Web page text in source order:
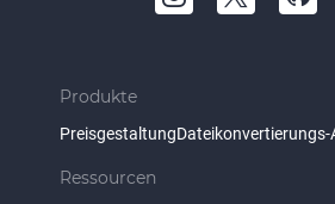
Produkte
PreisgestaltungDateikonvertierungs-
Ressourcen